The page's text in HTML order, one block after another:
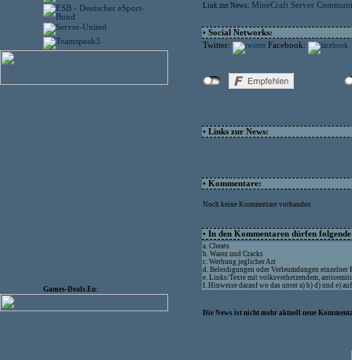
Games-Deals.Eu:
Link zur News: MineCraft Server
• Social Networks:
Twitter:
Facebook:
• Links zur News:
• Kommentare:
Noch keine Kommentare vorhanden
• In den Kommentaren dürfen
a. Cheats
b. Warez und Cracks
c. Werbung jeglicher Art
d. Beleidigungen oder Verleumdungen einzelner
e. Links/Texte mit volksverhetzendem,
f. Hinweise darauf wo das unter a) b) d) und e)
Die News ist nicht mehr aktuell neue